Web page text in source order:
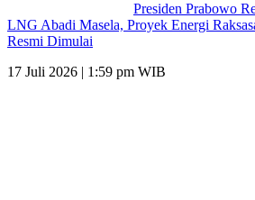
Presiden Prabowo
LNG Abadi Masela, Proyek Energi
Resmi Dimulai
17 Juli 2026 | 1:59 pm WIB